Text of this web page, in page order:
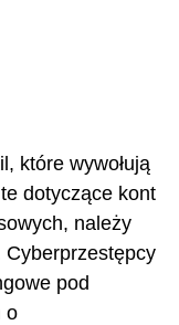
które wywołują
dotyczące kont
należy
pod
o